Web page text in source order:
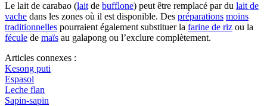
Le lait de carabao (lait de bufflone) peut être remplacé par du lait de
vache dans les zones où il est disponible. Des préparations moins
traditionnelles pourraient également substituer la farine de riz ou la
fécule de maïs au galapong ou l’exclure complètement.
Articles connexes :
Kesong puti
Espasol
Leche flan
Sapin-sapin